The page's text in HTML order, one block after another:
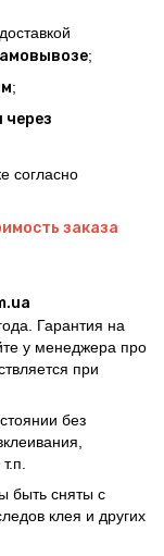
доставкой
;
;
через
согласно
заказа
Гарантия на
у менеджера про
при
без
быть сняты с
клея и других